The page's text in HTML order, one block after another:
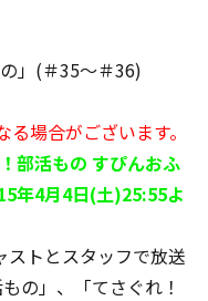
」(＃35～＃36)
場合がございます。
部活もの すぴんおふ
年4月4日(土)25:55よ
トとスタッフで放送
の」、「てさぐれ！